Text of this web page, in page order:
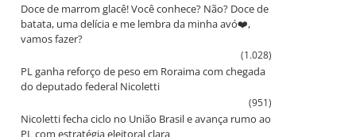
Doce de marrom glacê! Você conhece? Não? Doce de
batata, uma delícia e me lembra da minha avó❤️,
vamos fazer?
(1.028)
PL ganha reforço de peso em Roraima com chegada
do deputado federal Nicoletti
(951)
Nicoletti fecha ciclo no União Brasil e avança rumo ao
PL com estratégia eleitoral clara